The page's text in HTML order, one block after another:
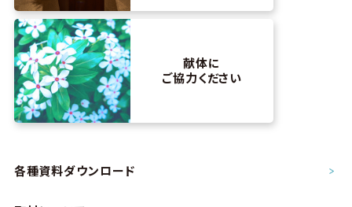
献体に
ご協力ください
各種資料ダウンロード